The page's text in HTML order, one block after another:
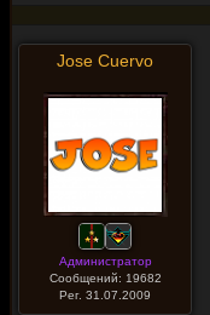
Jose Cuervo
Администратор
Сообщений: 19682
Рег. 31.07.2009